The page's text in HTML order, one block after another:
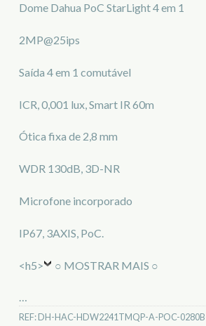
Dome Dahua PoC StarLight 4 em 1
2MP@25ips
Saída 4 em 1 comutável
ICR, 0,001 lux, Smart IR 60m
Ótica fixa de 2,8 mm
WDR 130dB, 3D-NR
Microfone incorporado
IP67, 3AXIS, PoC.
<h5> ○ MOSTRAR MAIS ○
…
REF:DH-HAC-HDW2241TMQP-A-POC-